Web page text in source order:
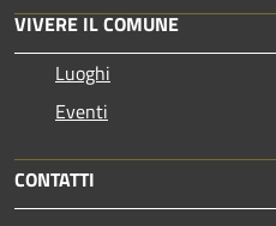
VIVERE IL COMUNE
Luoghi
Eventi
CONTATTI